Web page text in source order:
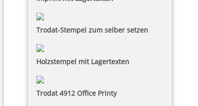
Trodat-Stempel zum selber setzen
Holzstempel mit Lagertexten
Trodat 4912 Office Printy